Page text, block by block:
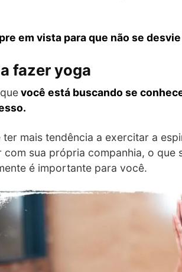
em vista para que não se
fazer yoga
você está buscando se
mais tendência a exercitar a
sua própria companhia, o
é importante para você.